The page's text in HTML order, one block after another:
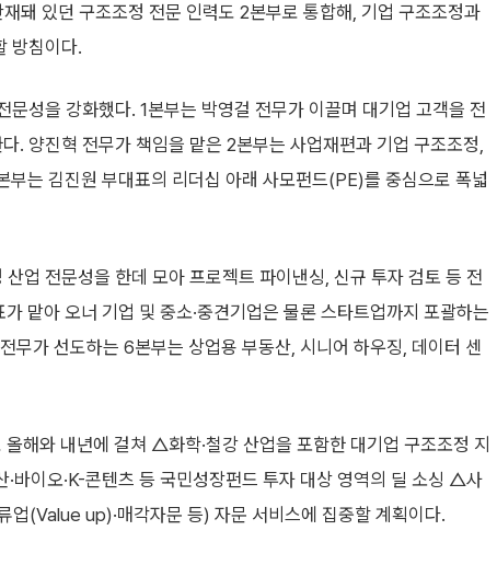
돼 있던 구조조정 전문 인력도 2본부로 통합해, 기업 구조조정과
방침이다.
문성을 강화했다. 1본부는 박영걸 전무가 이끌며 대기업 고객을 전
. 양진혁 전무가 책임을 맡은 2본부는 사업재편과 기업 구조조정,
는 김진원 부대표의 리더십 아래 사모펀드(PE)를 중심으로 폭넓
업 전문성을 한데 모아 프로젝트 파이낸싱, 신규 투자 검토 등 전
맡아 오너 기업 및 중소·중견기업은 물론 스타트업까지 포괄하는
무가 선도하는 6본부는 상업용 부동산, 시니어 하우징, 데이터 센
해와 내년에 걸쳐 △화학·철강 산업을 포함한 대기업 구조조정 지
이오·K-콘텐츠 등 국민성장펀드 투자 대상 영역의 딜 소싱 △사
업(Value up)·매각자문 등) 자문 서비스에 집중할 계획이다.